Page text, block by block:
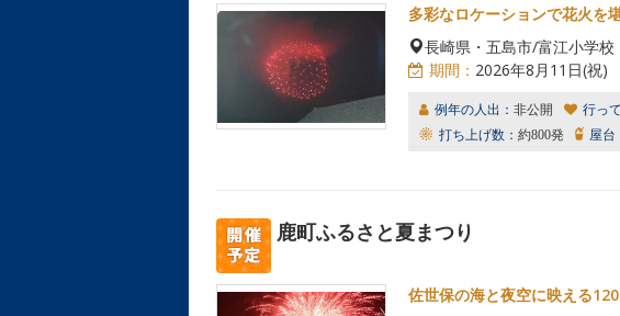
多彩なロケーションで花火を
長崎県・五島市/富江小学校
期間： 2026年8月11日(祝)
例年の人出： 非公開 行っ
打ち上げ数： 約800発 屋台
鹿町ふるさと夏まつり
佐世保の海と夜空に映える